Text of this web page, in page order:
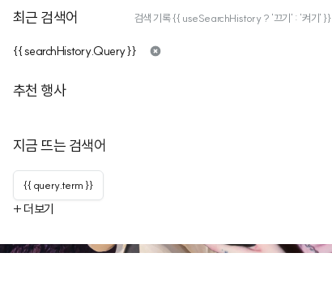
최근 검색어 검색 기록 {{ useSearchHistory ? '끄기' : '켜기' }}
{{ searchHistory.Query }}
추천 행사
지금 뜨는 검색어
{{ query.term }}
+ 더보기